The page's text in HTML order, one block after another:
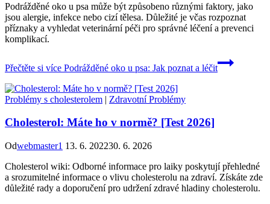
Podrážděné oko u psa může být způsobeno různými faktory, jako
jsou alergie, infekce nebo cizí tělesa. Důležité je včas rozpoznat
příznaky a vyhledat veterinární péči pro správné léčení a prevenci
komplikací.
Přečtěte si více Podrážděné oko u psa: Jak poznat a léčit
Problémy s cholesterolem | Zdravotní Problémy
Cholesterol: Máte ho v normě? [Test 2026]
Odwebmaster1 13. 6. 202230. 6. 2026
Cholesterol wiki: Odborné informace pro laiky poskytují přehledné
a srozumitelné informace o vlivu cholesterolu na zdraví. Získáte zde
důležité rady a doporučení pro udržení zdravé hladiny cholesterolu.